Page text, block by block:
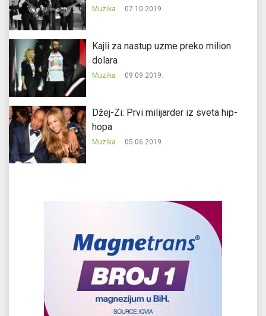
Muzika 07.10.2019.
Kajli za nastup uzme preko milion
dolara
Muzika 09.09.2019.
Džej-Zi: Prvi milijarder iz sveta hip-
hopa
Muzika 05.06.2019.